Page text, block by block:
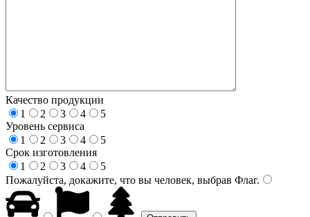
Качество продукции
1
2 3 4
5
Уровень сервиса
1
2 3 4
5
Срок изготовления
1
2 3 4
5
Пожалуйста, докажите, что вы человек, выбрав Флаг.